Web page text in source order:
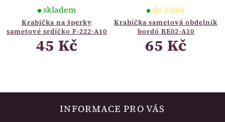
Krabička na šperky
sametové srdíčko F-222-A10
skladem
45 Kč
Krabička sametová obdelník
bordó RE02-A10
do 3 dnů
65 Kč
INFORMACE PRO VÁS